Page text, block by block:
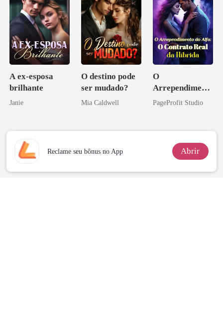
A ex-esposa
brilhante
Janie
O destino pode
ser mudado?
Mia Caldwell
O
Arrependiment
o do Alfa: O
PageProfit Studio
Reclame seu bônus no App Abrir